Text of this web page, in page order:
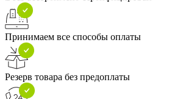
Принимаем все способы оплаты
Резерв товара без предоплаты